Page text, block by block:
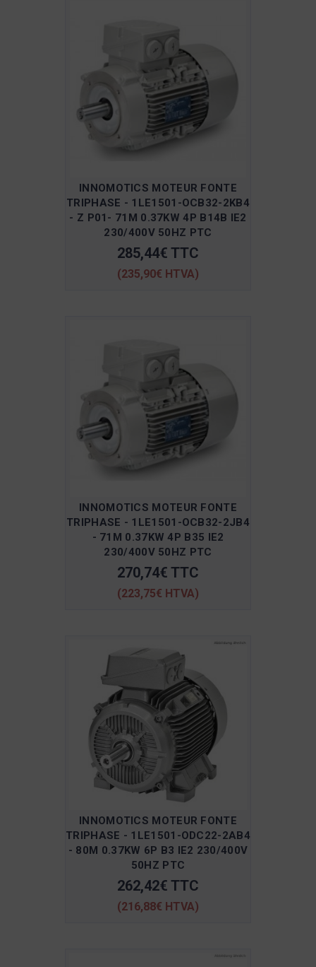
INNOMOTICS MOTEUR FONTE
TRIPHASE - 1LE1501-OCB32-2KB4
- Z P01- 71M 0.37KW 4P B14B IE2
230/400V 50HZ PTC
285,44€ TTC
(235,90€ HTVA)
INNOMOTICS MOTEUR FONTE
TRIPHASE - 1LE1501-OCB32-2JB4
- 71M 0.37KW 4P B35 IE2
230/400V 50HZ PTC
270,74€ TTC
(223,75€ HTVA)
INNOMOTICS MOTEUR FONTE
TRIPHASE - 1LE1501-ODC22-2AB4
- 80M 0.37KW 6P B3 IE2 230/400V
50HZ PTC
262,42€ TTC
(216,88€ HTVA)